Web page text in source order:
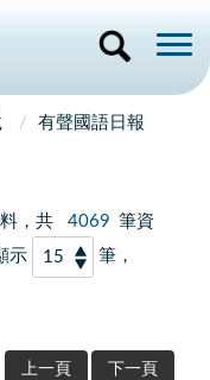
有聲國語日報
，共 4069 筆資
示 筆，
上一頁 下一頁